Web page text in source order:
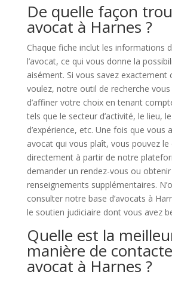
De quelle façon
avocat à Harnes ?
Chaque fiche inclut les informations
l’avocat, ce qui vous donne la
aisément. Si vous savez exactement
voulez, notre outil de recherche
d’affiner votre choix en tenant
tels que le secteur d’activité, le lieu,
d’expérience, etc. Une fois que vous
avocat qui vous plaît, vous pouvez
directement à partir de notre
demander un rendez-vous ou obtenir
renseignements supplémentaires.
consulter notre base d’avocats à
le soutien judiciaire dont vous avez
Quelle est la
manière de
avocat à Harnes ?